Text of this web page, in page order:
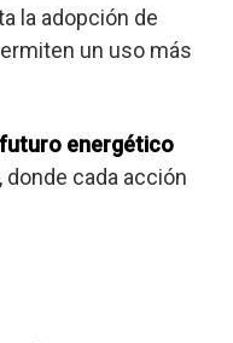
la adopción de
un uso más
futuro energético
donde cada acción